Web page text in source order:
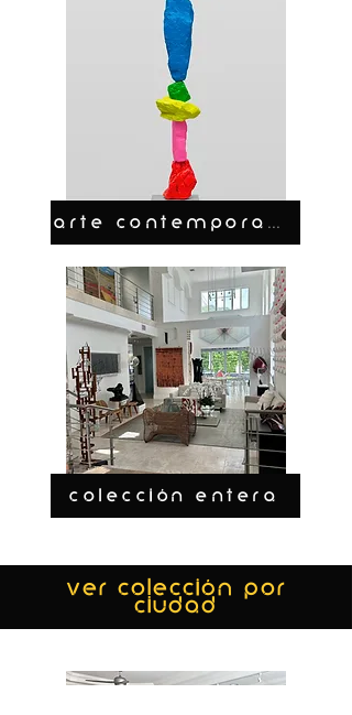
ARTE CONTEMPORANEO
COLECCIÓN ENTERA
ver colección por
ciudad